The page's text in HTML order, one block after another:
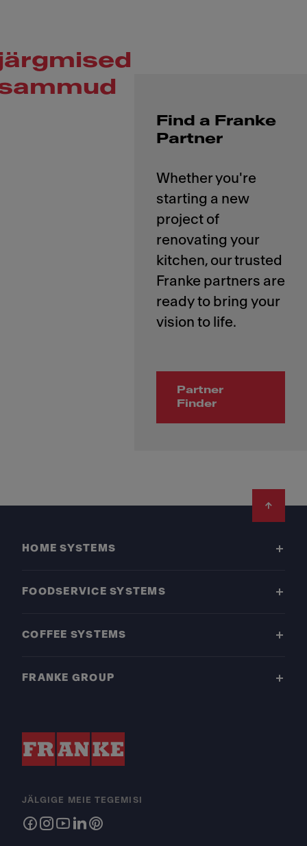
Find a Franke
Partner
Whether you're
starting a new
project of
renovating your
kitchen, our trusted
Franke partners are
ready to bring your
Partner
Finder
HOME SYSTEMS
FOODSERVICE SYSTEMS
COFFEE SYSTEMS
FRANKE GROUP
JÄLGIGE MEIE TEGEMISI